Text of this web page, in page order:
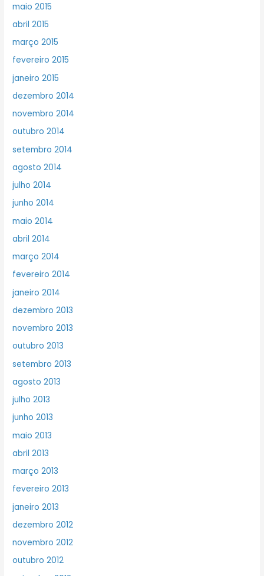
maio 2015
abril 2015
março 2015
fevereiro 2015
janeiro 2015
dezembro 2014
novembro 2014
outubro 2014
setembro 2014
agosto 2014
julho 2014
junho 2014
maio 2014
abril 2014
março 2014
fevereiro 2014
janeiro 2014
dezembro 2013
novembro 2013
outubro 2013
setembro 2013
agosto 2013
julho 2013
junho 2013
maio 2013
abril 2013
março 2013
fevereiro 2013
janeiro 2013
dezembro 2012
novembro 2012
outubro 2012